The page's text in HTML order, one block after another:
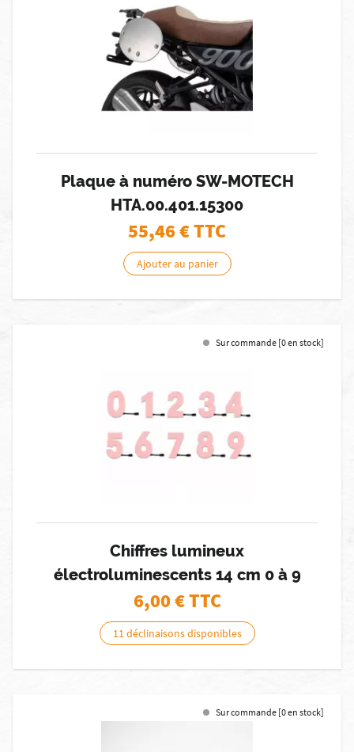
Plaque à numéro SW-MOTECH
HTA.00.401.15300
55,46€ TTC
Ajouter au panier
Sur commande [0 en stock]
Chiffres lumineux
électroluminescents 14 cm 0 à 9
6,00€ TTC
11 déclinaisons disponibles
Sur commande [0 en stock]